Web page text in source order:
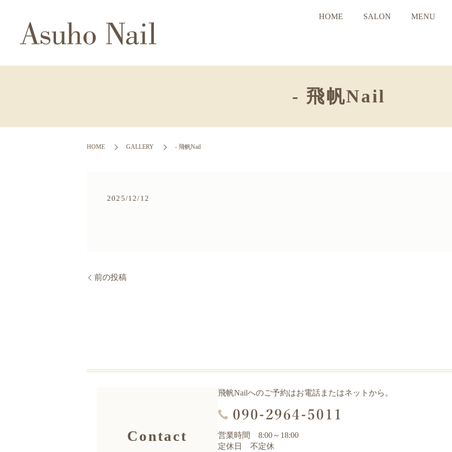
HOME SALON MENU
- 飛帆Nail
HOME GALLERY - 飛帆Nail
2025/12/12
前の投稿
Contact
飛帆Nailへのご予約はお電話またはネットから。
営業時間 8:00～18:00
定休日 不定休